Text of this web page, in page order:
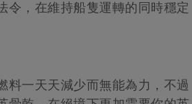
令，在維持船隻運轉的同時穩定
料一天天減少而無能為力，不過